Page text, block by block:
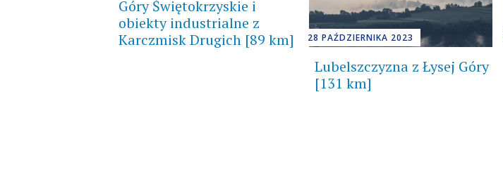
Góry Świętokrzyskie i
obiekty industrialne z
Karczmisk Drugich [89 km]
28 PAŹDZIERNIKA 2023
Lubelszczyzna z Łysej Góry
[131 km]